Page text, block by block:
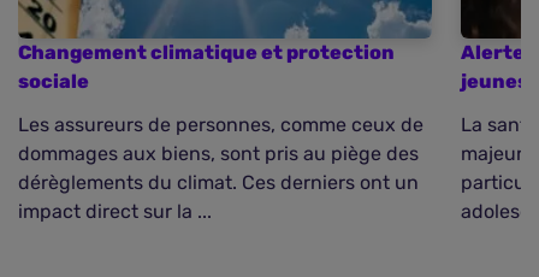
Changement climatique et protection
sociale
Les assureurs de personnes, comme ceux de
dommages aux biens, sont pris au piège des
dérèglements du climat. Ces derniers ont un
impact direct sur la ...
Alerte
jeunes
La
majeur